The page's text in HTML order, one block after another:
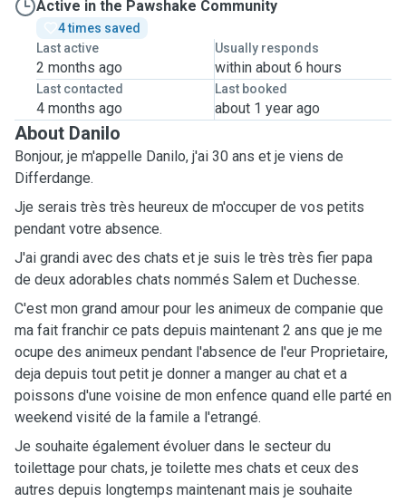
Active in the Pawshake Community
4 times saved
Last active
2 months ago
Usually responds
within about 6 hours
Last contacted
4 months ago
Last booked
about 1 year ago
About Danilo
Bonjour, je m'appelle Danilo, j'ai 30 ans et je viens de
Differdange.
Jje serais très très heureux de m'occuper de vos petits
pendant votre absence.
J'ai grandi avec des chats et je suis le très très fier papa
de deux adorables chats nommés Salem et Duchesse.
C'est mon grand amour pour les animeux de companie que
ma fait franchir ce pats depuis maintenant 2 ans que je me
ocupe des animeux pendant l'absence de l'eur Proprietaire,
deja depuis tout petit je donner a manger au chat et a
poissons d'une voisine de mon enfence quand elle parté en
weekend visité de la famile a l'etrangé.
Je souhaite également évoluer dans le secteur du
toilettage pour chats, je toilette mes chats et ceux des
autres depuis longtemps maintenant mais je souh￼aite